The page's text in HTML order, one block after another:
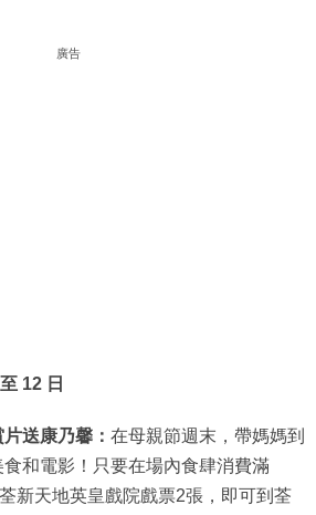
廣告
12 日
送康乃馨： 在母親節週末，帶媽媽到
和電影！只要在場內食肆消費滿
新天地英皇戲院戲票2張，即可到荃